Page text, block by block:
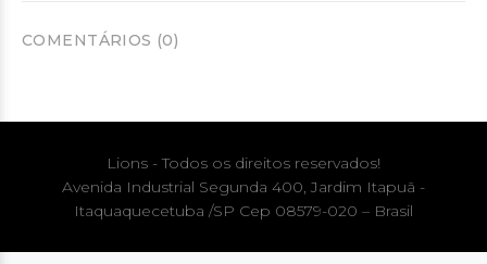
COMENTÁRIOS (0)
Lions - Todos os direitos reservados!
Avenida Industrial Segunda 400, Jardim Itapuã -
Itaquaquecetuba /SP Cep 08579-020 – Brasil